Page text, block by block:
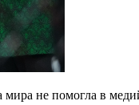
не помогла в